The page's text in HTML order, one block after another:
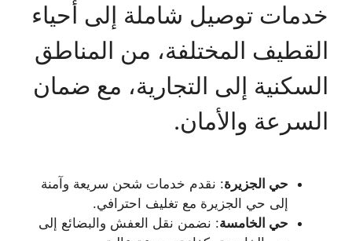
خدمات توصيل شاملة إلى أحياء
القطيف المختلفة، من المناطق
السكنية إلى التجارية، مع ضمان
السرعة والأمان.
حي الجزيرة: نقدم خدمات شحن سريعة وآمنة
إلى حي الجزيرة مع تغليف احترافي.
حي الخامسة: نضمن نقل العفش والبضائع إلى